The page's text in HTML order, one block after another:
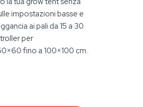
impostazioni basse e
ai pali da 15 a 30
per
fino a 100×100 cm.